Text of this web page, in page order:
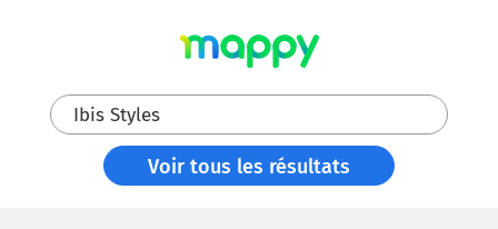
Ibis Styles
Voir tous les résultats